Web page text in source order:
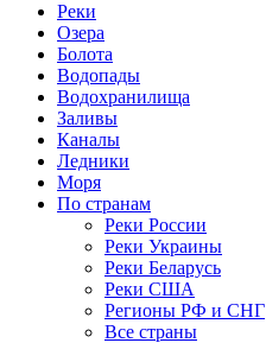
Реки
Озера
Болота
Водопады
Водохранилища
Заливы
Каналы
Ледники
Моря
По странам
Реки России
Реки Украины
Реки Беларусь
Реки США
Регионы РФ и СНГ
Все страны